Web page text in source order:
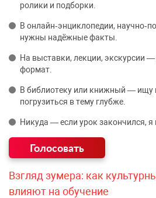
ролики и подборки.
В онлайн‑энциклопедии,
нужны надёжные факты.
На выставки, лекции, экскурсии
формат.
В библиотеку или книжный — ищу
погрузиться в тему глубже.
Никуда — если урок закончился,
Взгляд зумера: как
влияют на обучение